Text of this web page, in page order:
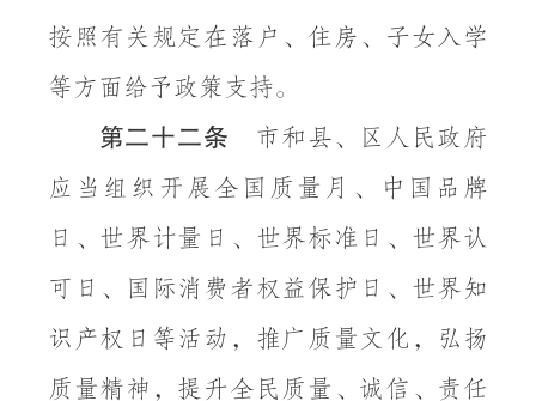
按照有关规定在落户、住房、子女入学
等方面给予政策支持。
第二十二条 市和县、区人民政府
应当组织开展全国质量月、中国品牌
日、世界计量日、世界标准日、世界认
可日、国际消费者权益保护日、世界知
识产权日等活动，推广质量文化，弘扬
质量精神，提升全民质量、诚信、责任